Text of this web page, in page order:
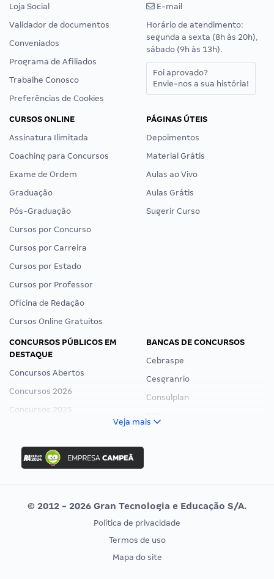
Loja Social
Validador de documentos
Conveniados
Programa de Afiliados
Trabalhe Conosco
Preferências de Cookies
E-mail
Horário de atendimento:
segunda a sexta (8h às 20h),
sábado (9h às 13h).
Foi aprovado?
Envie-nos a sua história!
CURSOS ONLINE
Assinatura Ilimitada
Coaching para Concursos
Exame de Ordem
Graduação
Pós-Graduação
Cursos por Concurso
Cursos por Carreira
Cursos por Estado
Cursos por Professor
Oficina de Redação
Cursos Online Gratuitos
PÁGINAS ÚTEIS
Depoimentos
Material Grátis
Aulas ao Vivo
Aulas Grátis
Sugerir Curso
CONCURSOS PÚBLICOS EM
DESTAQUE
Concursos Abertos
Concursos 2026
Concursos 2025
Concurso Ibama
Concurso MPU
Editais publicados
BANCAS DE CONCURSOS
Cebraspe
Cesgranrio
Consulplan
Vunesp
CONCURSOS POR PROFISSÃO
EXAME DE ORDEM
Veja mais
© 2012 - 2026 Gran Tecnologia e Educação S/A.
Política de privacidade
Termos de uso
Mapa do site